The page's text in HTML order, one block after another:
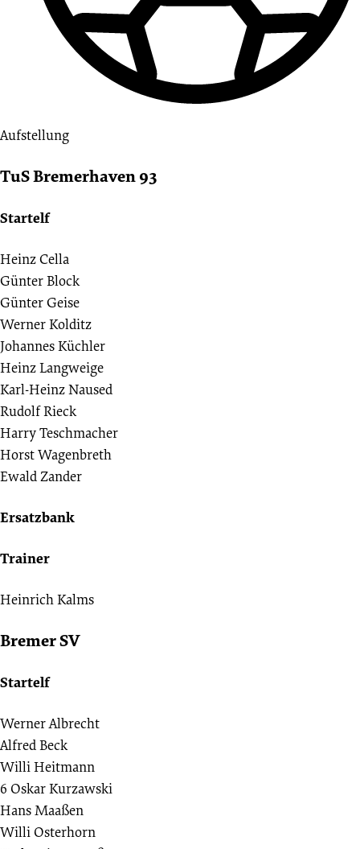
Aufstellung
TuS Bremerhaven 93
Startelf
Heinz Cella
Günter Block
Günter Geise
Werner Kolditz
Johannes Küchler
Heinz Langweige
Karl-Heinz Naused
Rudolf Rieck
Harry Teschmacher
Horst Wagenbreth
Ewald Zander
Ersatzbank
Trainer
Heinrich Kalms
Bremer SV
Startelf
Werner Albrecht
Alfred Beck
Willi Heitmann
6 Oskar Kurzawski
Hans Maaßen
Willi Osterhorn